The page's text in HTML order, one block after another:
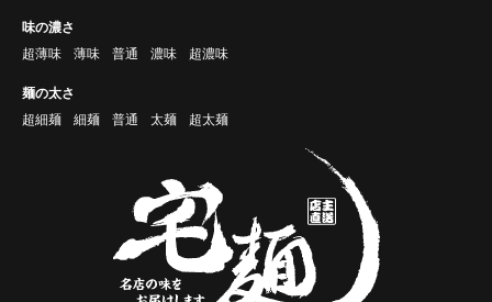
味の濃さ
超薄味
薄味 普通 濃味 超濃味
麺の太さ
超細麺
細麺 普通 太麺 超太麺